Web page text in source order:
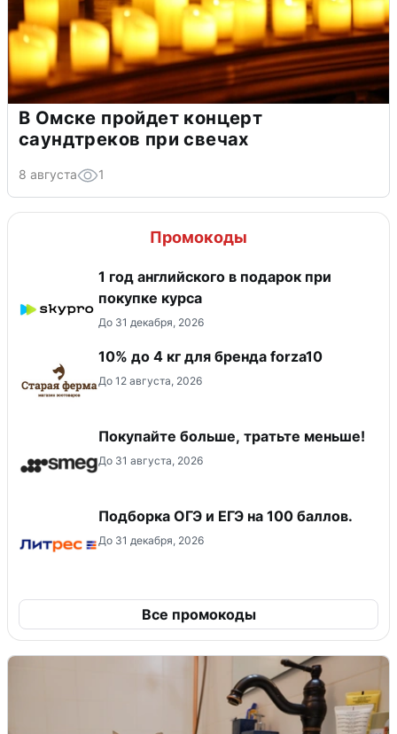
В Омске пройдет концерт
саундтреков при свечах
8 августа 1
Промокоды
1 год английского в подарок при
покупке курса
До 31 декабря, 2026
10% до 4 кг для бренда forza10
До 12 августа, 2026
Покупайте больше, тратьте меньше!
До 31 августа, 2026
Подборка ОГЭ и ЕГЭ на 100 баллов.
До 31 декабря, 2026
Все промокоды